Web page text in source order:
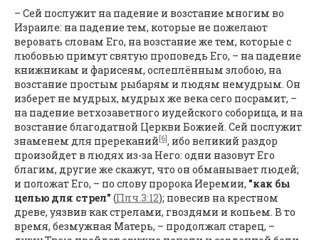
– Сей послужит на падение и возстание многим во
Израиле: на падение тем, которые не пожелают
веровать словам Его, на возстание же тем, которые с
любовью примут святую проповедь Его, – на падение
книжникам и фарисеям, ослеплённым злобою, на
возстание простым рыбарям и людям немудрым. Он
изберет не мудрых, мудрых же века сего посрамит, –
на падение ветхозаветного иудейского соборища, и на
возстание благодатной Церкви Божией. Сей послужит
знаменем для пререканий [6], ибо великий раздор
произойдет в людях из-за Него: одни назовут Его
благим, другие же скажут, что он обманывает людей;
и положат Его, – по слову пророка Иеремии, "как бы
целью для стрел" (Плч.3:12); повесив на крестном
древе, уязвив как стрелами, гвоздями и копьем. В то
время, безмужная Матерь, – продолжал старец, –